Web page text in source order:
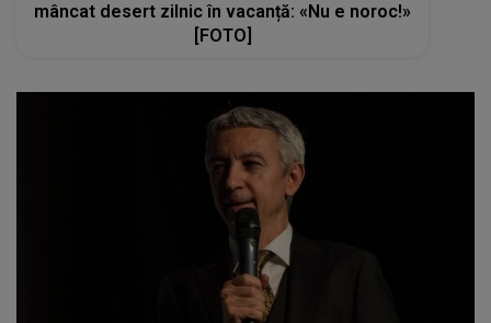
mâncat desert zilnic în vacanță: «Nu e noroc!»
[FOTO]